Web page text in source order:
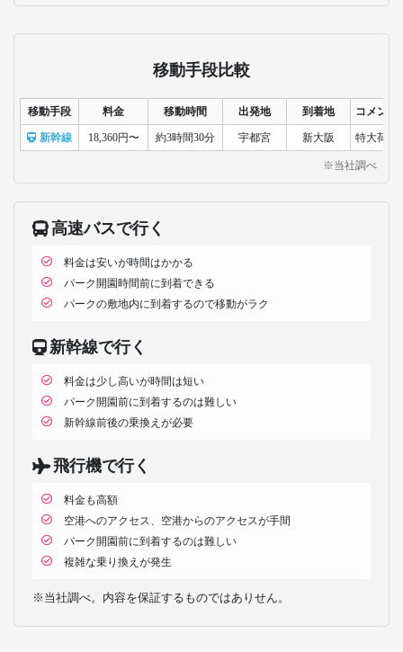
移動手段比較
移動手段 料金 移動時間 出発地 到着地 コメント
新幹線 18,360円〜 約3時間30分 宇都宮 新大阪 特大荷物
※当社調べ
高速バスで行く
料金は安いが時間はかかる
パーク開園時間前に到着できる
パークの敷地内に到着するので移動がラク
新幹線で行く
料金は少し高いが時間は短い
パーク開園前に到着するのは難しい
新幹線前後の乗換えが必要
飛行機で行く
料金も高額
空港へのアクセス、空港からのアクセスが手間
パーク開園前に到着するのは難しい
複雑な乗り換えが発生
※当社調べ。内容を保証するものではありせん。